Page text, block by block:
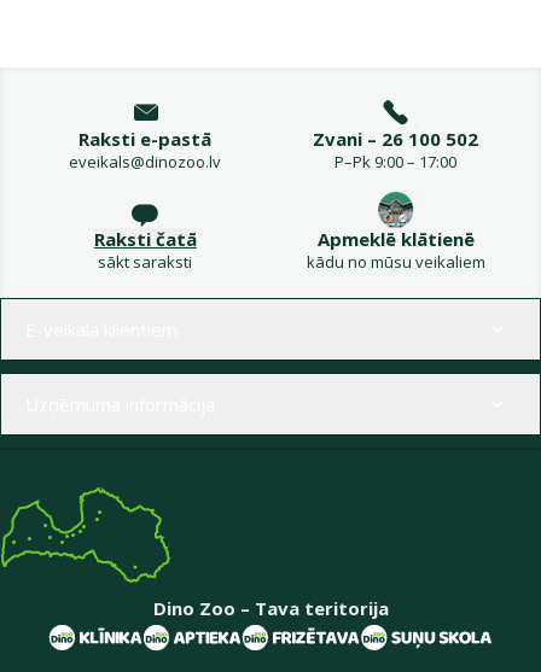
Raksti e-pastā
eveikals@dinozoo.lv
Zvani – 26 100 502
P–Pk 9:00 – 17:00
Raksti čatā
sākt saraksti
Apmeklē klātienē
kādu no mūsu veikaliem
Dino Zoo – Tava teritorija